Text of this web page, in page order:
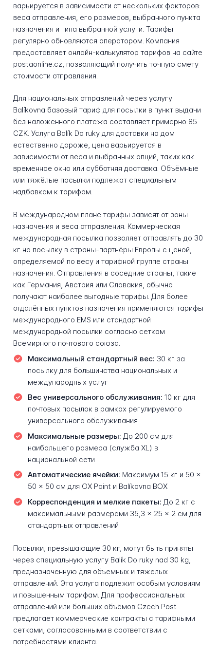
варьируется в зависимости от нескольких факторов:
веса отправления, его размеров, выбранного пункта
назначения и типа выбранной услуги. Тарифы
регулярно обновляются оператором. Компания
предоставляет онлайн-калькулятор тарифов на сайте
postaonline.cz, позволяющий получить точную смету
стоимости отправления.
Для национальных отправлений через услугу
Balíkovna базовый тариф для посылки в пункт выдачи
без наложенного платежа составляет примерно 85
CZK. Услуга Balík Do ruky для доставки на дом
естественно дороже, цена варьируется в
зависимости от веса и выбранных опций, таких как
временное окно или субботняя доставка. Объёмные
или тяжёлые посылки подлежат специальным
надбавкам к тарифам.
В международном плане тарифы зависят от зоны
назначения и веса отправления. Коммерческая
международная посылка позволяет отправлять до 30
кг на посылку в страны-партнёры Европы с ценой,
определяемой по весу и тарифной группе страны
назначения. Отправления в соседние страны, такие
как Германия, Австрия или Словакия, обычно
получают наиболее выгодные тарифы. Для более
отдалённых пунктов назначения применяются тарифы
международного EMS или стандартной
международной посылки согласно сеткам
Всемирного почтового союза.
Максимальный стандартный вес: 30 кг за
посылку для большинства национальных и
международных услуг
Вес универсального обслуживания: 10 кг для
почтовых посылок в рамках регулируемого
универсального обслуживания
Максимальные размеры: До 200 см для
наибольшего размера (служба XL) в
национальной сети
Автоматические ячейки: Максимум 15 кг и 50 ×
50 × 50 см для OX Point и Balíkovna BOX
Корреспонденция и мелкие пакеты: До 2 кг с
максимальными размерами 35,3 × 25 × 2 см для
стандартных отправлений
Посылки, превышающие 30 кг, могут быть приняты
через специальную услугу Balík Do ruky nad 30 kg,
предназначенную для объёмных и тяжёлых
отправлений. Эта услуга подлежит особым условиям
и повышенным тарифам. Для профессиональных
отправлений или больших объёмов Czech Post
предлагает коммерческие контракты с тарифными
сетками, согласованными в соответствии с
потребностями клиента.